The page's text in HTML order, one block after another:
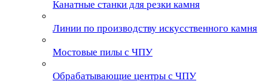
Канатные станки для резки камня
Линии по производству искусственного камня
Мостовые пилы с ЧПУ
Обрабатывающие центры с ЧПУ